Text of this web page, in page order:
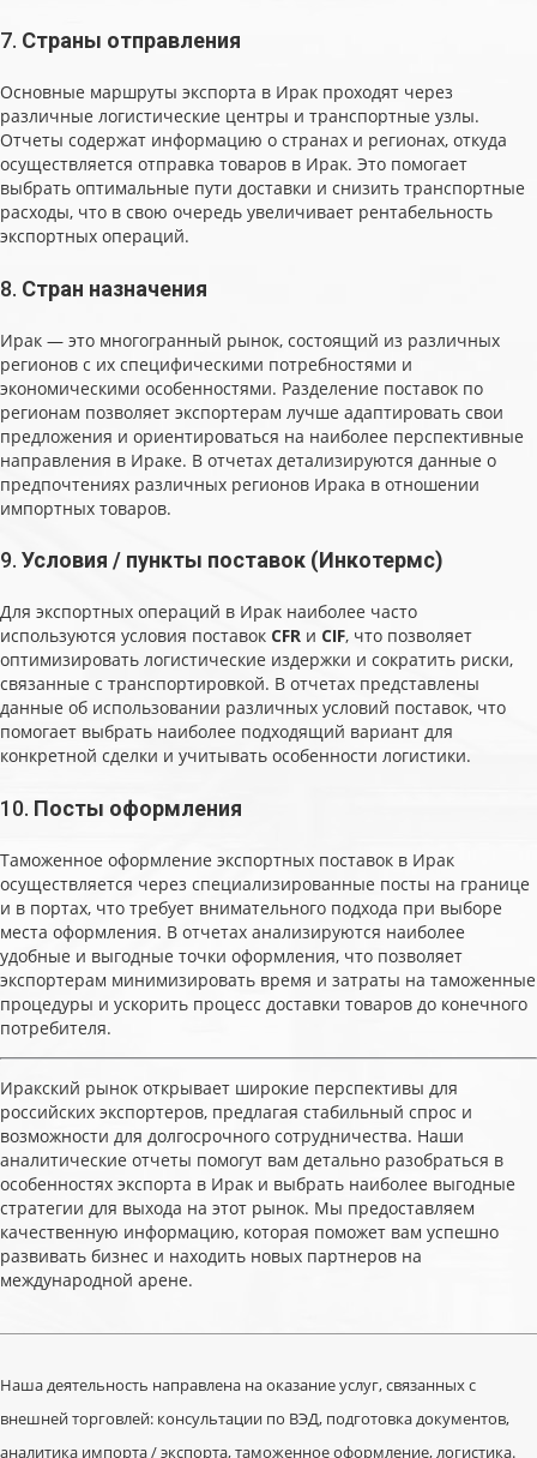
7. Страны отправления
Основные маршруты экспорта в Ирак проходят через
различные логистические центры и транспортные узлы.
Отчеты содержат информацию о странах и регионах, откуда
осуществляется отправка товаров в Ирак. Это помогает
выбрать оптимальные пути доставки и снизить транспортные
расходы, что в свою очередь увеличивает рентабельность
экспортных операций.
8. Стран назначения
Ирак — это многогранный рынок, состоящий из различных
регионов с их специфическими потребностями и
экономическими особенностями. Разделение поставок по
регионам позволяет экспортерам лучше адаптировать свои
предложения и ориентироваться на наиболее перспективные
направления в Ираке. В отчетах детализируются данные о
предпочтениях различных регионов Ирака в отношении
импортных товаров.
9. Условия / пункты поставок (Инкотермс)
Для экспортных операций в Ирак наиболее часто
используются условия поставок CFR и CIF, что позволяет
оптимизировать логистические издержки и сократить риски,
связанные с транспортировкой. В отчетах представлены
данные об использовании различных условий поставок, что
помогает выбрать наиболее подходящий вариант для
конкретной сделки и учитывать особенности логистики.
10. Посты оформления
Таможенное оформление экспортных поставок в Ирак
осуществляется через специализированные посты на границе
и в портах, что требует внимательного подхода при выборе
места оформления. В отчетах анализируются наиболее
удобные и выгодные точки оформления, что позволяет
экспортерам минимизировать время и затраты на таможенные
процедуры и ускорить процесс доставки товаров до конечного
потребителя.
Иракский рынок открывает широкие перспективы для
российских экспортеров, предлагая стабильный спрос и
возможности для долгосрочного сотрудничества. Наши
аналитические отчеты помогут вам детально разобраться в
особенностях экспорта в Ирак и выбрать наиболее выгодные
стратегии для выхода на этот рынок. Мы предоставляем
качественную информацию, которая поможет вам успешно
развивать бизнес и находить новых партнеров на
международной арене.
Наша деятельность направлена на оказание услуг, связанных с
внешней торговлей: консультации по ВЭД, подготовка документов,
аналитика импорта / экспорта, таможенное оформление, логистика.